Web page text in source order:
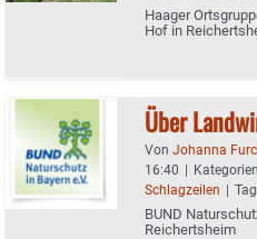
Haager
Hof in
Über
Von Johanna
16:40 |
Schlagzeilen |
BUND
Reichertsheim